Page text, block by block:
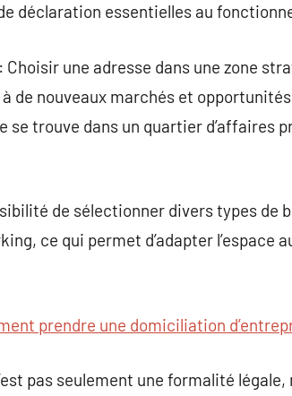
déclaration essentielles au
une adresse dans une zone
de nouveaux marchés et
se trouve dans un quartier d’affaires
de sélectionner divers types de
ce qui permet d’adapter l’espace
prendre une domiciliation
pas seulement une formalité